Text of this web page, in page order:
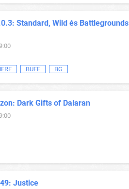
Standard, Wild és Battlegrounds
BUFF BG
Dark Gifts of Dalaran
Justice